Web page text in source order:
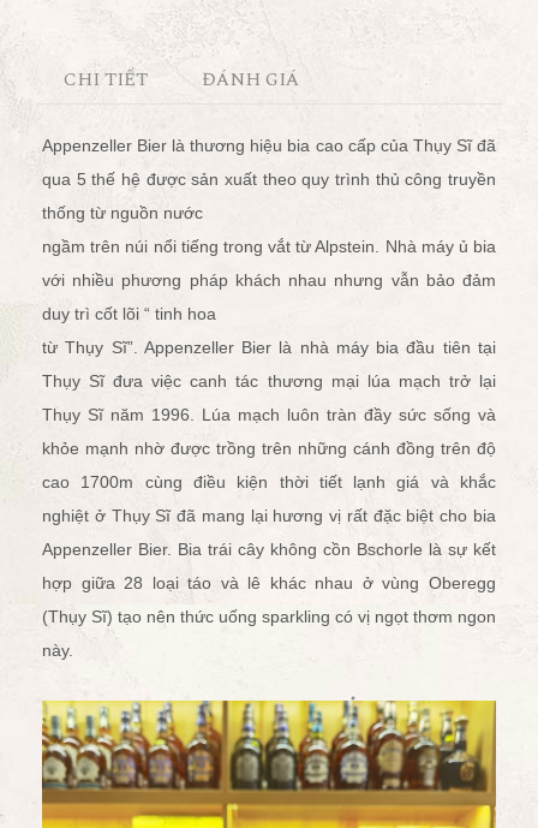
CHI TIẾT ĐÁNH GIÁ
Appenzeller Bier là thương hiệu bia cao cấp của Thụy Sĩ đã
qua 5 thế hệ được sản xuất theo quy trình thủ công truyền
thống từ nguồn nước
ngầm trên núi nổi tiếng trong vắt từ Alpstein. Nhà máy ủ bia
với nhiều phương pháp khách nhau nhưng vẫn bảo đảm
duy trì cốt lõi “ tinh hoa
từ Thụy Sĩ”. Appenzeller Bier là nhà máy bia đầu tiên tại
Thụy Sĩ đưa việc canh tác thương mại lúa mạch trở lại
Thụy Sĩ năm 1996. Lúa mạch luôn tràn đầy sức sống và
khỏe mạnh nhờ được trồng trên những cánh đồng trên độ
cao 1700m cùng điều kiện thời tiết lạnh giá và khắc
nghiệt ở Thụy Sĩ đã mang lại hương vị rất đặc biệt cho bia
Appenzeller Bier. Bia trái cây không cồn Bschorle là sự kết
hợp giữa 28 loại táo và lê khác nhau ở vùng Oberegg
(Thụy Sĩ) tạo nên thức uống sparkling có vị ngọt thơm ngon
này.